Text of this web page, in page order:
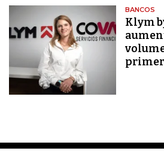
BANCOS
Klym